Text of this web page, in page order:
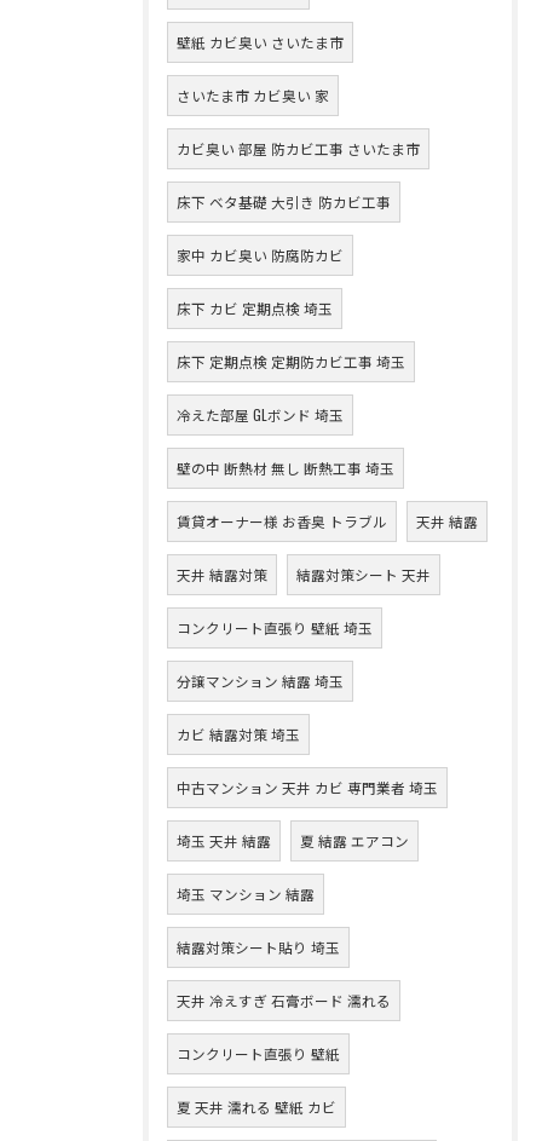
壁紙 カビ臭い さいたま市
さいたま市 カビ臭い 家
カビ臭い 部屋 防カビ工事 さいたま市
床下 ベタ基礎 大引き 防カビ工事
家中 カビ臭い 防腐防カビ
床下 カビ 定期点検 埼玉
床下 定期点検 定期防カビ工事 埼玉
冷えた部屋 GLボンド 埼玉
壁の中 断熱材 無し 断熱工事 埼玉
賃貸オーナー様 お香臭 トラブル 天井 結露
天井 結露対策 結露対策シート 天井
コンクリート直張り 壁紙 埼玉
分譲マンション 結露 埼玉
カビ 結露対策 埼玉
中古マンション 天井 カビ 専門業者 埼玉
埼玉 天井 結露 夏 結露 エアコン
埼玉 マンション 結露
結露対策シート貼り 埼玉
天井 冷えすぎ 石膏ボード 濡れる
コンクリート直張り 壁紙
夏 天井 濡れる 壁紙 カビ